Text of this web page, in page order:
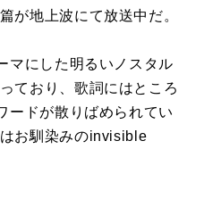
が地上波にて放送中だ。
マにした明るいノスタル
ており、歌詞にはところ
ードが散りばめられてい
お馴染みのinvisible